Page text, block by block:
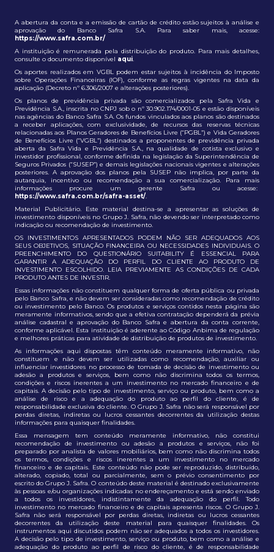
A abertura da conta e a emissão de cartão de crédito estão sujeitos à análise e
aprovação do Banco Safra S.A. Para saber mais, acesse:
https://www.safra.com.br/
A instituição é remunerada pela distribuição do produto. Para mais detalhes,
consulte o documento disponível aqui.
Os aportes realizados em VGBL podem estar sujeitos à incidência do Imposto
sobre Operações Financeiras (IOF), conforme as regras vigentes na data da
aplicação (Decreto nº 6.306/2007 e alterações posteriores).
Os planos de previdência privada são comercializados pela Safra Vida e
Previdência S.A., inscrita no CNPJ sob o nº 30.902.174/0001-05 e estão disponíveis
nas agências do Banco Safra S.A. Os fundos vinculados aos planos são destinados
a receber aplicações, com exclusividade, de recursos das reservas técnicas
relacionadas aos Planos Geradores de Benefícios Livre (“PGBL”) e Vida Geradores
de Benefícios Livre (“VGBL”) destinados a proponentes de previdência privada
aberta da Safra Vida e Previdência S.A., na qualidade de cotista exclusivo e
investidor profissional, conforme definida na legislação da Superintendência de
Seguros Privados (“SUSEP”) e demais legislações nacionais vigentes e alterações
posteriores. A aprovação dos planos pela SUSEP não implica, por parte da
autarquia, incentivo ou recomendação a sua comercialização. Para mais
informações procure um gerente Safra ou acesse:
https://www.safra.com.br/safra-asset/.
Material Publicitário. Este material destina-se a apresentar as soluções de
investimento disponíveis no Grupo J. Safra, não devendo ser interpretado como
indicação ou recomendação de investimento.
OS INVESTIMENTOS APRESENTADOS PODEM NÃO SER ADEQUADOS AOS
SEUS OBJETIVOS, SITUAÇÃO FINANCEIRA OU NECESSIDADES INDIVIDUAIS. O
PREENCHIMENTO DO QUESTIONÁRIO SUITABILITY É ESSENCIAL PARA
GARANTIR A ADEQUAÇÃO DO PERFIL DO CLIENTE AO PRODUTO DE
INVESTIMENTO ESCOLHIDO. LEIA PREVIAMENTE AS CONDIÇÕES DE CADA
PRODUTO ANTES DE INVESTIR.
Essas informações não constituem qualquer forma de oferta pública ou privada
pelo Banco Safra, e não devem ser consideradas como recomendação de crédito
ou investimento pelo Banco. Os produtos e serviços contidos nesta página são
meramente informativos, sendo que a efetiva contratação dependerá da prévia
análise cadastral e aprovação do Banco Safra e abertura da conta corrente,
conforme aplicável. Esta instituição é aderente ao Código Anbima de regulação
e melhores práticas para atividade de distribuição de produtos de investimento.
As informações aqui dispostas têm conteúdo meramente informativo, não
constituem e não devem ser utilizadas como recomendação, auxiliar ou
influenciar investidores no processo de tomada de decisão de investimento ou
adesão a produtos e serviços, bem como não discrimina todos os termos,
condições e riscos inerentes a um investimento no mercado financeiro e de
capitais. A decisão pelo tipo de investimento, serviço ou produto, bem como a
análise de risco e a adequação do produto ao perfil do cliente, é de
responsabilidade exclusiva do cliente. O Grupo J. Safra não será responsável por
perdas diretas, indiretas ou lucros cessantes decorrentes da utilização destas
informações para quaisquer finalidades.
Essa mensagem tem conteúdo meramente informativo, não constitui
recomendação de investimento ou adesão a produtos e serviços, não foi
preparado por analista de valores mobiliários, bem como não discrimina todos
os termos, condições e riscos inerentes a um investimento no mercado
financeiro e de capitais. Este conteúdo não pode ser reproduzido, distribuído,
alterado, copiado, total ou parcialmente, sem o prévio consentimento por
escrito do Grupo J. Safra. O conteúdo deste material é destinado exclusivamente
às pessoas e/ou organizações indicadas no endereçamento e está sendo enviado
a todos os investidores, indistintamente da adequação do perfil. Todo
investimento no mercado financeiro e de capitais apresenta riscos. O Grupo J.
Safra não será responsável por perdas diretas, indiretas ou lucros cessantes
decorrentes da utilização deste material para quaisquer finalidades. Os
instrumentos aqui discutidos podem não ser adequados a todos os investidores.
A decisão pelo tipo de investimento, serviço ou produto, bem como a análise e
adequação do produto ao perfil de risco do cliente, é de responsabilidade